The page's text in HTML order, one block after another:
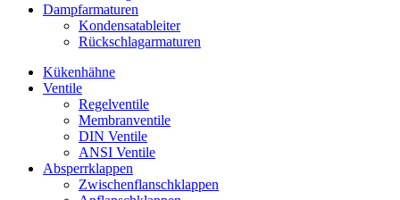
Dampfarmaturen
Kondensatableiter
Rückschlagarmaturen
Kükenhähne
Ventile
Regelventile
Membranventile
DIN Ventile
ANSI Ventile
Absperrklappen
Zwischenflanschklappen